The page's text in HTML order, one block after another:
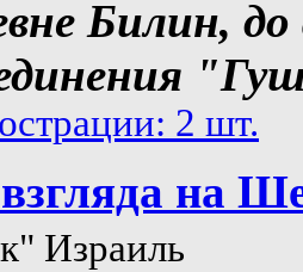
Билин,
2 шт.
на
Израиль